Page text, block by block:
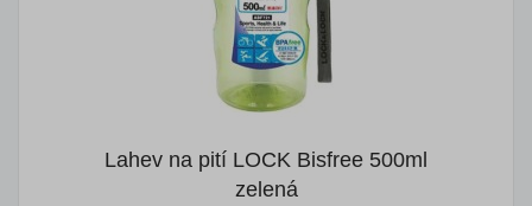
Lahev na pití LOCK Bisfree 500ml
zelená